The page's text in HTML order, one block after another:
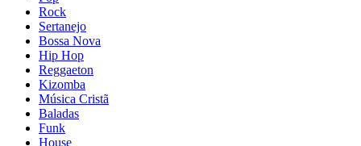
Rock
Sertanejo
Bossa Nova
Hip Hop
Reggaeton
Kizomba
Música Cristã
Baladas
Funk
House